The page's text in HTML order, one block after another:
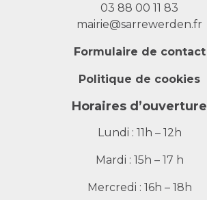
03 88 00 11 83
mairie@sarrewerden.fr
Formulaire de contact
Politique de cookies
Horaires d’ouverture
Lundi : 11h – 12h
Mardi : 15h – 17 h
Mercredi : 16h – 18h